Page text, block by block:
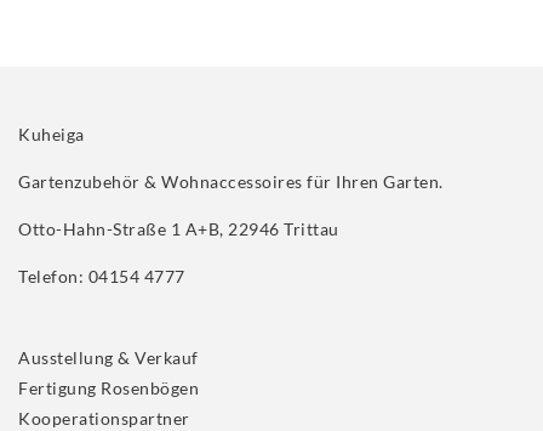
Kuheiga
Gartenzubehör & Wohnaccessoires für Ihren Garten.
Otto-Hahn-Straße 1 A+B, 22946 Trittau
Telefon: 04154 4777
Ausstellung & Verkauf
Fertigung Rosenbögen
Kooperationspartner